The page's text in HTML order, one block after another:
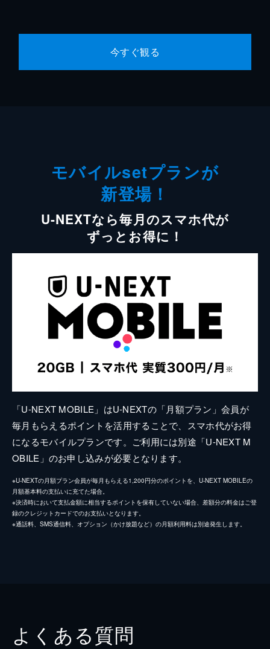
今すぐ観る
モバイルsetプランが
新登場！
U-NEXTなら毎月のスマホ代が
ずっとお得に！
「U-NEXT MOBILE」はU-NEXTの「月額プラン」会員が
毎月もらえるポイントを活用することで、スマホ代がお得
になるモバイルプランです。ご利用には別途「U-NEXT M
OBILE」のお申し込みが必要となります。
※U-NEXTの月額プラン会員が毎月もらえる1,200円分のポイントを、U-NEXT MOBILEの
月額基本料の支払いに充てた場合。
※決済時において支払金額に相当するポイントを保有していない場合、差額分の料金はご登
録のクレジットカードでのお支払いとなります。
※通話料、SMS通信料、オプション（かけ放題など）の月額利用料は別途発生します。
よくある質問